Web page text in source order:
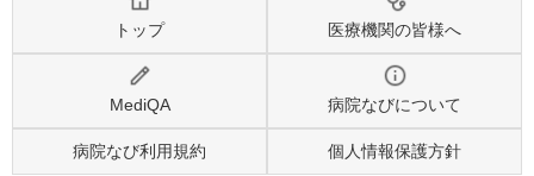
トップ 医療機関の皆様へ
MediQA 病院なびについて
病院なび利用規約 個人情報保護方針